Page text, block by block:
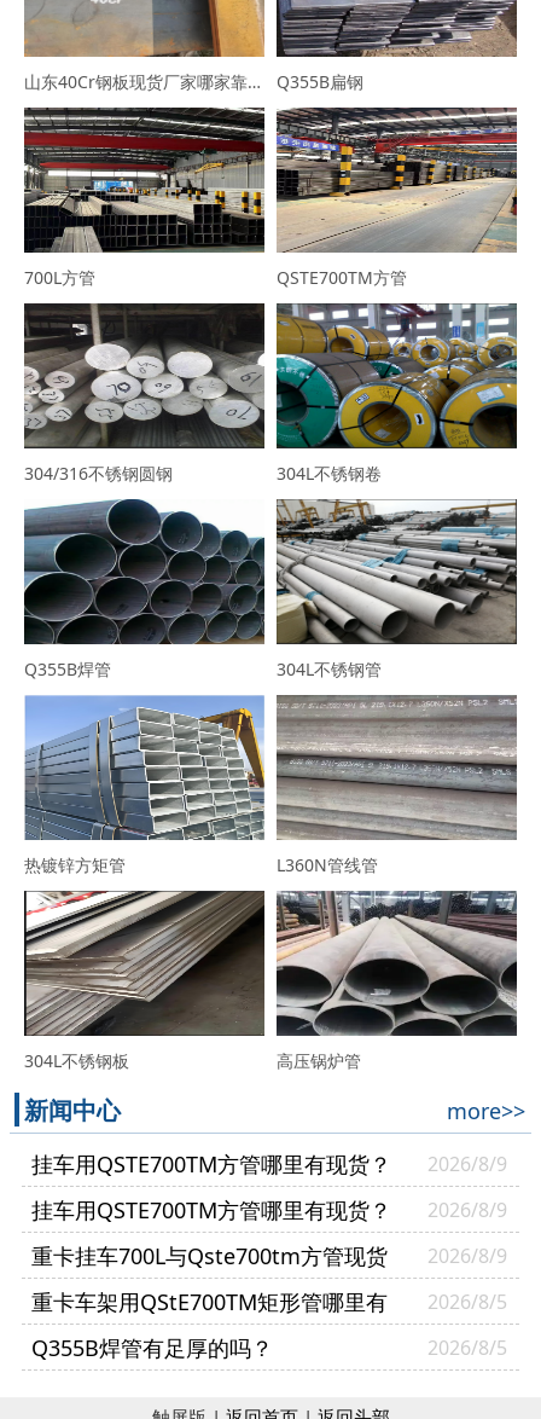
山东40Cr钢板现货厂家哪家靠谱？选山东普利通钢材，规格全可定制 Q355B扁钢
700L方管 QSTE700TM方管
304/316不锈钢圆钢 304L不锈钢卷
Q355B焊管 304L不锈钢管
热镀锌方矩管 L360N管线管
304L不锈钢板 高压锅炉管
新闻中心
more>>
挂车用QSTE700TM方管哪里有现货？
2026/8/9
挂车用QSTE700TM方管哪里有现货？
山东普利通钢材供货案例
2026/8/9
重卡挂车700L与Qste700tm方管现货
哪里有？
2026/8/9
重卡车架用QStE700TM矩形管哪里有
现货？
2026/8/5
Q355B焊管有足厚的吗？ 2026/8/5